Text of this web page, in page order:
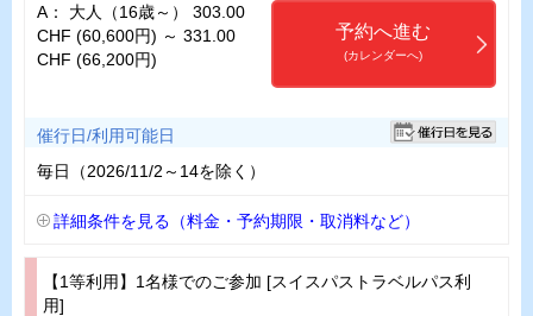
A： 大人（16歳～） 303.00
CHF (60,600円) ～ 331.00
CHF (66,200円)
予約へ進む
(カレンダーへ)
催行日/利用可能日
毎日（2026/11/2～14を除く）
詳細条件を見る（料金・予約期限・取消料など）
【1等利用】1名様でのご参加 [スイスパストラベルパス利
用]